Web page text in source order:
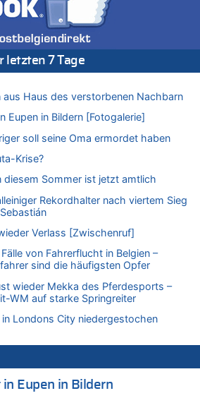
Sommer ist jetzt amtlich
michlaustderaffe zu
Sommer ist jetzt amtlich
Ach zu
wieder Mekka des Pferdesports –
in NRW so niedrig wie noch nie
Wolfgang2 zu
wechselt zum 1. FC Köln
Panda46 zu
Guido Scholzen zu
Sommer ist jetzt amtlich
der AS Eupen werden
Sommer ist jetzt amtlich
ne Hondsjong zu
Sommer ist jetzt amtlich
Dax zu
Sommer ist jetzt amtlich
letzten 7 Tage
aus Haus des verstorbenen Nachbarn
Eupen in Bildern [Fotogalerie]
soll seine Oma ermordet haben
Krise?
diesem Sommer ist jetzt amtlich
Rekordhalter nach viertem Sieg
Verlass [Zwischenruf]
von Fahrerflucht in Belgien –
sind die häufigsten Opfer
wieder Mekka des Pferdesports –
WM auf starke Springreiter
Londons City niedergestochen
Eupen in Bildern